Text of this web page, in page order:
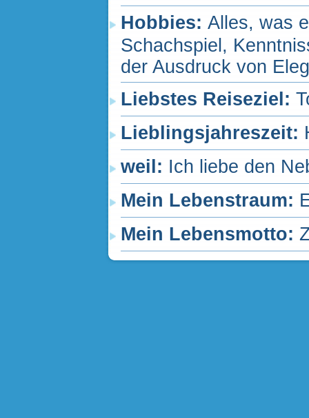
Hobbies: Alles, was
Schachspiel,
der Ausdruck von
Liebstes Reiseziel:
Lieblingsjahreszeit:
weil: Ich liebe den
Mein Lebenstraum:
Mein Lebensmotto: